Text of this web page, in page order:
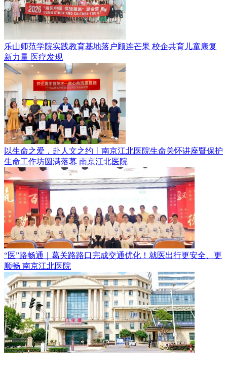
乐山师范学院实践教育基地落户顾连芒果 校企共育儿童康复
新力量 医疗发现
以生命之爱，赴人文之约丨南京江北医院生命关怀讲座暨保护
生命工作坊圆满落幕 南京江北医院
“医”路畅通｜葛关路路口完成交通优化！就医出行更安全、更
顺畅 南京江北医院